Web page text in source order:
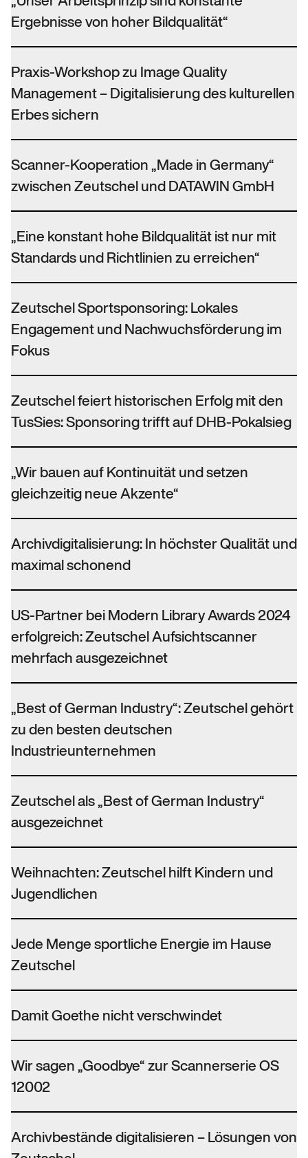
Ergebnisse von hoher Bildqualität“
Praxis-Workshop zu Image Quality
Management – Digitalisierung des kulturellen
Erbes sichern
Scanner-Kooperation „Made in Germany“
zwischen Zeutschel und DATAWIN GmbH
„Eine konstant hohe Bildqualität ist nur mit
Standards und Richtlinien zu erreichen“
Zeutschel Sportsponsoring: Lokales
Engagement und Nachwuchsförderung im
Fokus
Zeutschel feiert historischen Erfolg mit den
TusSies: Sponsoring trifft auf DHB-Pokalsieg
„Wir bauen auf Kontinuität und setzen
gleichzeitig neue Akzente“
Archivdigitalisierung: In höchster Qualität und
maximal schonend
US-Partner bei Modern Library Awards 2024
erfolgreich: Zeutschel Aufsichtscanner
mehrfach ausgezeichnet
„Best of German Industry“: Zeutschel gehört
zu den besten deutschen
Industrieunternehmen
Zeutschel als „Best of German Industry“
ausgezeichnet
Weihnachten: Zeutschel hilft Kindern und
Jugendlichen
Jede Menge sportliche Energie im Hause
Zeutschel
Damit Goethe nicht verschwindet
Wir sagen „Goodbye“ zur Scannerserie OS
12002
Archivbestände digitalisieren – Lösungen von